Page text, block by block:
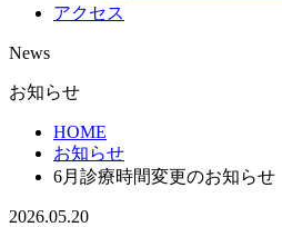
アクセス
News
お知らせ
HOME
お知らせ
6月診療時間変更のお知らせ
2026.05.20